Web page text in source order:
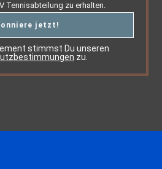
Tennisabteilung zu erhalten.
stimmst Du unseren
zu.